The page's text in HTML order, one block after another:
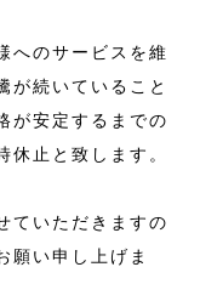
へのサービスを維
が続いていること
するまでの
休止と致します。
ていただきますの
願い申し上げま